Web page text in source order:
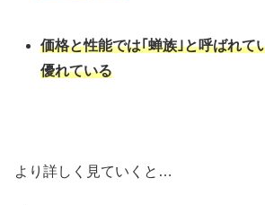
価格と性能では｢蝉族｣と呼ばれて
優れている
より詳しく見ていくと…